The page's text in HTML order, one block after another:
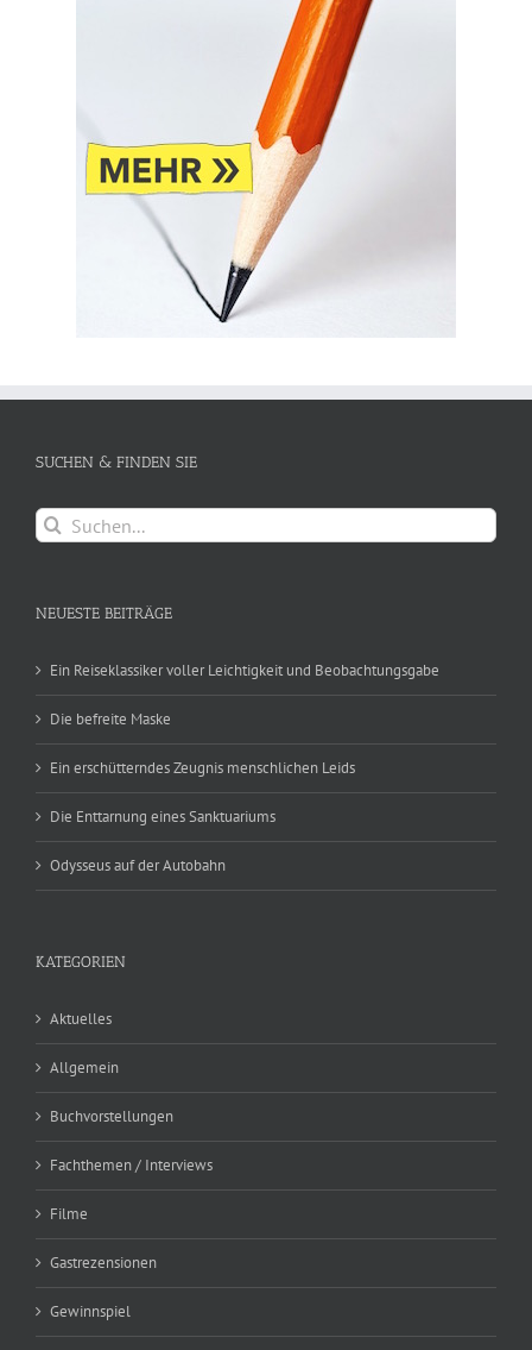
SUCHEN & FINDEN SIE
Suche
nach:
NEUESTE BEITRÄGE
Ein Reiseklassiker voller Leichtigkeit und Beobachtungsgabe
Die befreite Maske
Ein erschütterndes Zeugnis menschlichen Leids
Die Enttarnung eines Sanktuariums
Odysseus auf der Autobahn
KATEGORIEN
Aktuelles
Allgemein
Buchvorstellungen
Fachthemen / Interviews
Filme
Gastrezensionen
Gewinnspiel